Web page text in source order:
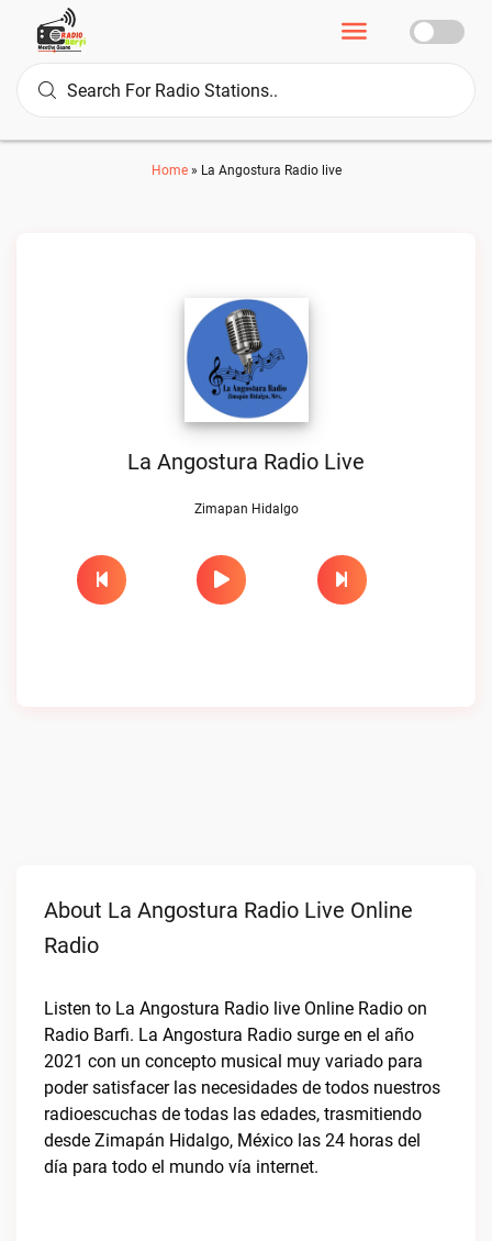
Home» La Angostura Radio live
La Angostura Radio Live
Zimapan Hidalgo
About La Angostura Radio Live Online
Radio
Listen to La Angostura Radio live Online Radio on
Radio Barfi. La Angostura Radio surge en el año
2021 con un concepto musical muy variado para
poder satisfacer las necesidades de todos nuestros
radioescuchas de todas las edades, trasmitiendo
desde Zimapán Hidalgo, México las 24 horas del
día para todo el mundo vía internet.